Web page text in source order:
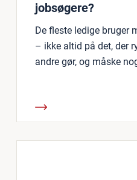
jobsøgere?
De fleste ledige bruger
– ikke altid på det, der
andre gør, og måske